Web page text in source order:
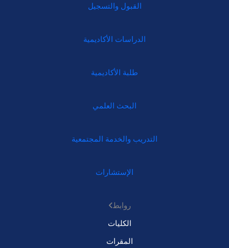
القبول والتسجيل
الدراسات الأكاديمية
طلبة الأكاديمية
البحث العلمي
التدريب والخدمة المجتمعية
الإستشارات
روابط
الكليات
المقرات